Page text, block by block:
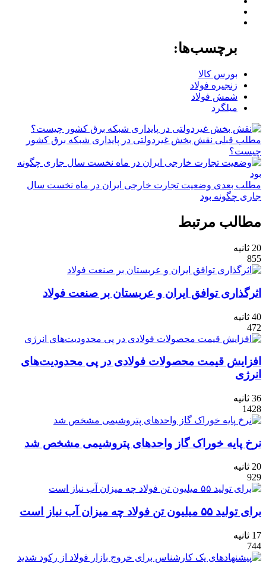
برچسب‌ها:
بورس کالا
زنجیره فولاد
شمش فولاد
میلگرد
مطلب قبلی نقش‌ بخش غیردولتی در پایداری شبکه برق کشور
چیست؟
مطلب بعدی وضعیت تجارت خارجی ایران در ماه نخست سال
جاری چگونه بود
مطالب مرتبط
20 ثانیه
855
اثرگذاری توافق ایران و عربستان بر صنعت فولاد
40 ثانیه
472
افزایش قیمت محصولات فولادی در پی محدودیت‌های
انرژی
36 ثانیه
1428
نرخ پایه خوراک گاز واحدهای پتروشیمی مشخص شد
20 ثانیه
929
برای تولید ۵۵ میلیون تن فولاد چه میزان آب نیاز است
17 ثانیه
744